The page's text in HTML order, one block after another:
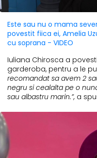
Este sau nu o mama
povestit fiica ei, Amelia
cu soprana - VIDEO
Iuliana Chirosca a
garderoba, pentru a le
recomandat sa avem 2
negru si cealalta pe o
sau albastru marin.”, a